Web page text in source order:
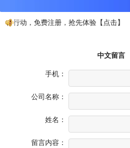
行动，免费注册，抢先体验【点击】
中文留言
手机：
公司名称：
姓名：
留言内容：